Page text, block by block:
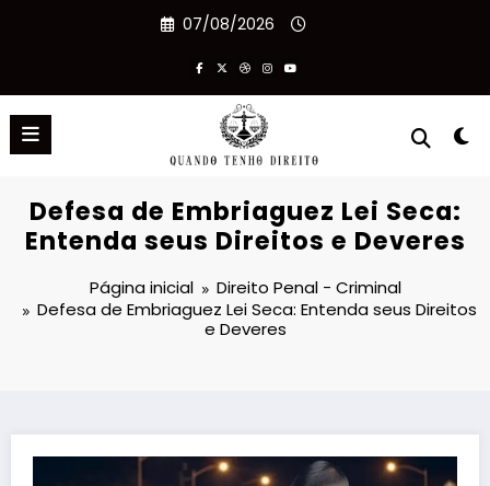
07/08/2026
Defesa de Embriaguez Lei Seca:
Entenda seus Direitos e Deveres
Página inicial
Direito Penal - Criminal
Defesa de Embriaguez Lei Seca: Entenda seus Direitos
e Deveres